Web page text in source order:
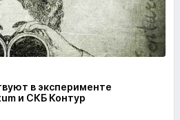
в эксперименте
и СКБ Контур